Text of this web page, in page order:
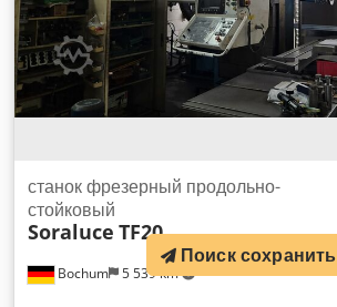
Bochum 5 539 km
станок фрезерный продольно-
стойковый
Soraluce TF20
Поиск сохранить